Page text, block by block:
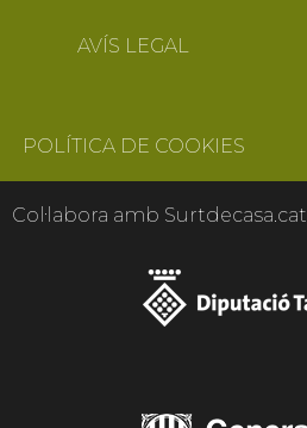
AVÍS LEGAL
POLÍTICA DE COOKIES
Col·labora amb Surtdecasa.cat